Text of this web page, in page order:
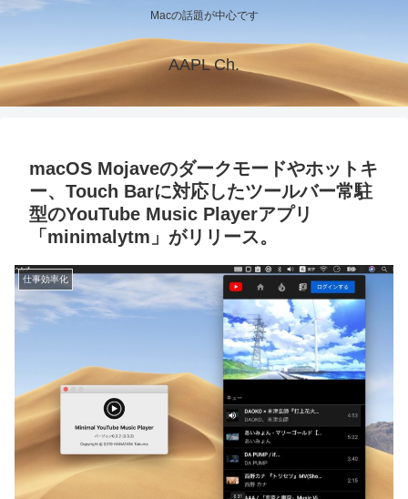
Macの話題が中心です
AAPL Ch.
macOS Mojaveのダークモードやホットキ
ー、Touch Barに対応したツールバー常駐
型のYouTube Music Playerアプリ
「minimalytm」がリリース。
仕事効率化